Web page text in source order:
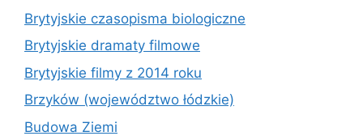
Brytyjskie czasopisma biologiczne
Brytyjskie dramaty filmowe
Brytyjskie filmy z 2014 roku
Brzyków (województwo łódzkie)
Budowa Ziemi